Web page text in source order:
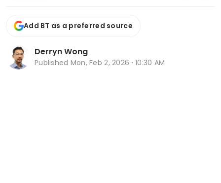
Add BT as a preferred source
Derryn Wong
Published Mon, Feb 2, 2026 · 10:30 AM